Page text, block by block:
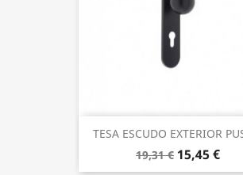
TESA ESCUDO EXTERIOR
19,31 € 15,45 €